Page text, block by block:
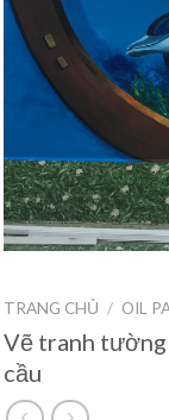
TRANG CHỦ / OIL
Vẽ tranh
cầu